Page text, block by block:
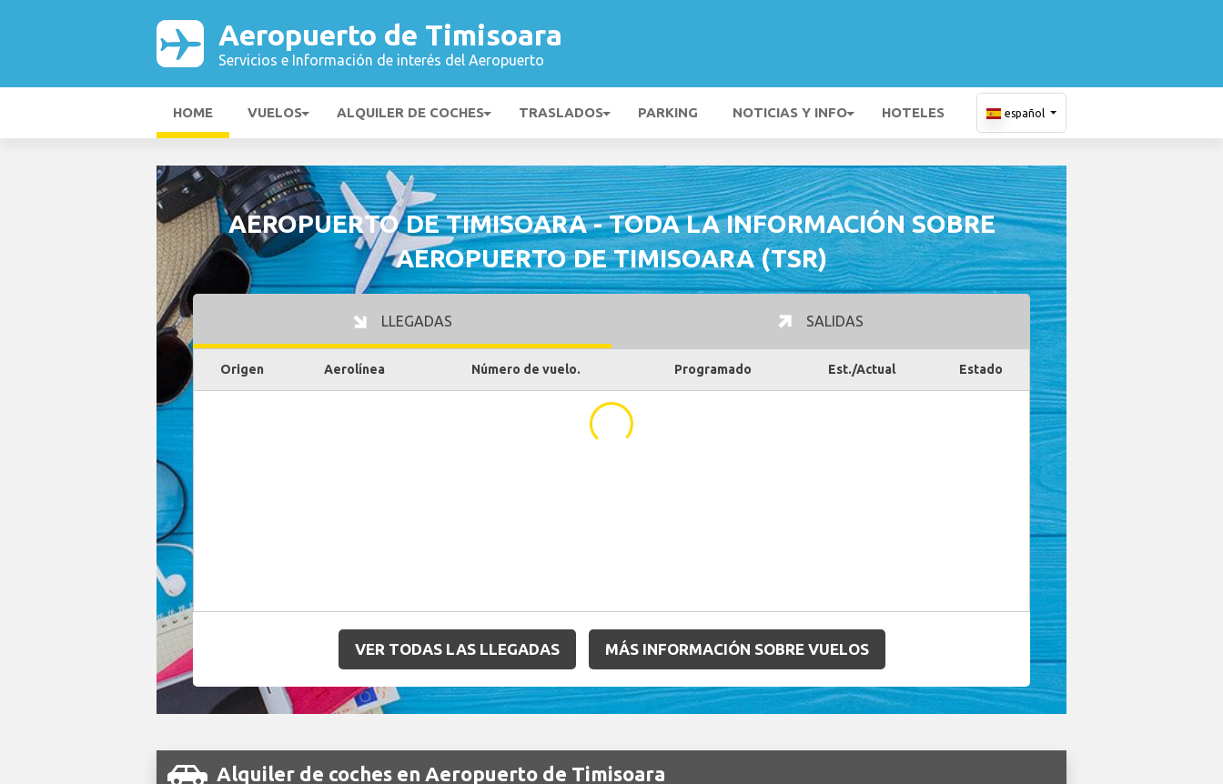
Aeropuerto de Timisoara
Servicios e Información de interés del Aeropuerto
HOME VUELOS ALQUILER DE COCHES TRASLADOS PARKING NOTICIAS Y INFO HOTELES español
AEROPUERTO DE TIMISOARA - TODA LA INFORMACIÓN SOBRE
AEROPUERTO DE TIMISOARA (TSR)
LLEGADAS SALIDAS
Origen Aerolínea Número de vuelo. Programado Est./Actual Estado
...
VER TODAS LAS LLEGADAS MÁS INFORMACIÓN SOBRE VUELOS
Alquiler de coches en Aeropuerto de Timisoara